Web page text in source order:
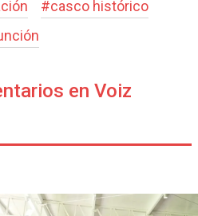
#casco histórico
en Voiz